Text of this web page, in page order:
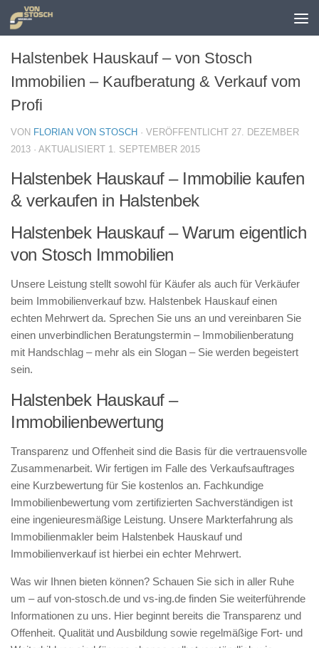
Zum Inhalt springen
Halstenbek Hauskauf – von Stosch
Immobilien – Kaufberatung & Verkauf vom
Profi
VON FLORIAN VON STOSCH · VERÖFFENTLICHT 27. DEZEMBER
2013 · AKTUALISIERT 1. SEPTEMBER 2015
Halstenbek Hauskauf – Immobilie kaufen
& verkaufen in Halstenbek
Halstenbek Hauskauf – Warum eigentlich
von Stosch Immobilien
Unsere Leistung stellt sowohl für Käufer als auch für Verkäufer
beim Immobilienverkauf bzw. Halstenbek Hauskauf einen
echten Mehrwert da. Sprechen Sie uns an und vereinbaren Sie
einen unverbindlichen Beratungstermin – Immobilienberatung
mit Handschlag – mehr als ein Slogan – Sie werden begeistert
sein.
Halstenbek Hauskauf –
Immobilienbewertung
Transparenz und Offenheit sind die Basis für die vertrauensvolle
Zusammenarbeit. Wir fertigen im Falle des Verkaufsauftrages
eine Kurzbewertung für Sie kostenlos an. Fachkundige
Immobilienbewertung vom zertifizierten Sachverständigen ist
eine ingenieuresmäßige Leistung. Unsere Markterfahrung als
Immobilienmakler beim Halstenbek Hauskauf und
Immobilienverkauf ist hierbei ein echter Mehrwert.
Was wir Ihnen bieten können? Schauen Sie sich in aller Ruhe
um – auf von-stosch.de und vs-ing.de finden Sie weiterführende
Informationen zu uns. Hier beginnt bereits die Transparenz und
Offenheit. Qualität und Ausbildung sowie regelmäßige Fort- und